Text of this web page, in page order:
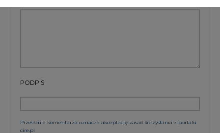
PODPIS
Przesłanie komentarza oznacza akceptację zasad korzystania z portalu
cire.pl